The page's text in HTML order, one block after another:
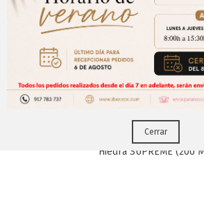
Crema Termoactiva Cafe Y
Hiedra SUPREME (200
Aviso Importante
¡Regístrate para acceder a los precios y
tus pedidos online.!
Puedes hacerlo desdeAqui!
Cerrar